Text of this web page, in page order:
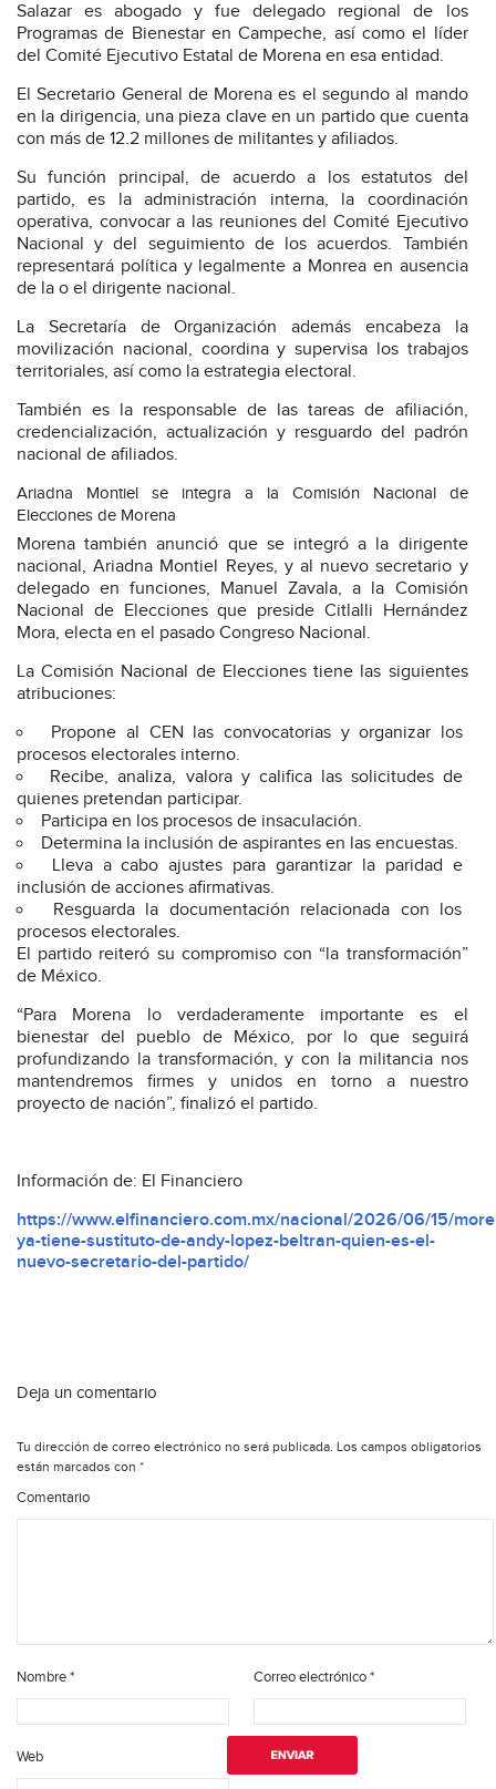
Salazar es abogado y fue delegado regional de los
Programas de Bienestar en Campeche, así como el líder
del Comité Ejecutivo Estatal de Morena en esa entidad.
El Secretario General de Morena es el segundo al mando
en la dirigencia, una pieza clave en un partido que cuenta
con más de 12.2 millones de militantes y afiliados.
Su función principal, de acuerdo a los estatutos del
partido, es la administración interna, la coordinación
operativa, convocar a las reuniones del Comité Ejecutivo
Nacional y del seguimiento de los acuerdos. También
representará política y legalmente a Monrea en ausencia
de la o el dirigente nacional.
La Secretaría de Organización además encabeza la
movilización nacional, coordina y supervisa los trabajos
territoriales, así como la estrategia electoral.
También es la responsable de las tareas de afiliación,
credencialización, actualización y resguardo del padrón
nacional de afiliados.
Ariadna Montiel se integra a la Comisión Nacional de
Elecciones de Morena
Morena también anunció que se integró a la dirigente
nacional, Ariadna Montiel Reyes, y al nuevo secretario y
delegado en funciones, Manuel Zavala, a la Comisión
Nacional de Elecciones que preside Citlalli Hernández
Mora, electa en el pasado Congreso Nacional.
La Comisión Nacional de Elecciones tiene las siguientes
atribuciones:
Propone al CEN las convocatorias y organizar los
procesos electorales interno.
Recibe, analiza, valora y califica las solicitudes de
quienes pretendan participar.
Participa en los procesos de insaculación.
Determina la inclusión de aspirantes en las encuestas.
Lleva a cabo ajustes para garantizar la paridad e
inclusión de acciones afirmativas.
Resguarda la documentación relacionada con los
procesos electorales.
El partido reiteró su compromiso con “la transformación”
de México.
“Para Morena lo verdaderamente importante es el
bienestar del pueblo de México, por lo que seguirá
profundizando la transformación, y con la militancia nos
mantendremos firmes y unidos en torno a nuestro
proyecto de nación”, finalizó el partido.
Información de: El Financiero
https://www.elfinanciero.com.mx/nacional/2026/06/15/
ya-tiene-sustituto-de-andy-lopez-beltran-quien-es-el-
nuevo-secretario-del-partido/
Deja un comentario
Tu dirección de correo electrónico no será publicada. Los campos obligatorios
están marcados con *
Comentario
Nombre* Correo electrónico*
Web